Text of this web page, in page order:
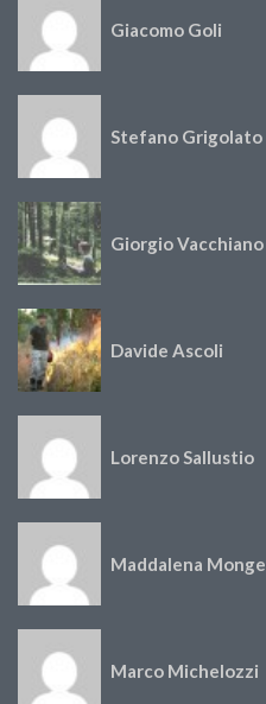
Giacomo Goli
Stefano Grigolato
Giorgio Vacchiano
Davide Ascoli
Lorenzo Sallustio
Maddalena Monge
Marco Michelozzi